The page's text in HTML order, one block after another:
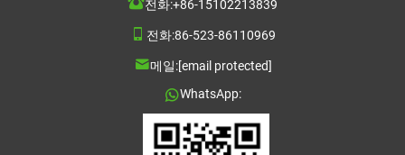
전화:+86-15102213839
전화:86-523-86110969
메일:[email protected]
WhatsApp: